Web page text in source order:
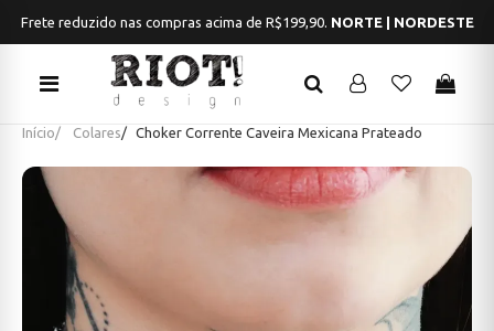
Frete reduzido nas compras acima de R$199,90. NORTE | NORDESTE
Início Colares Choker Corrente Caveira Mexicana Prateado